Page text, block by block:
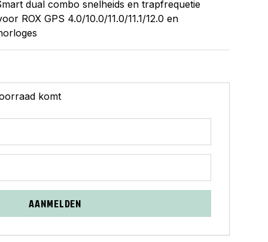
dual combo snelheids en trapfrequetie
ROX GPS 4.0/10.0/11.0/11.1/12.0 en
komt
AANMELDEN